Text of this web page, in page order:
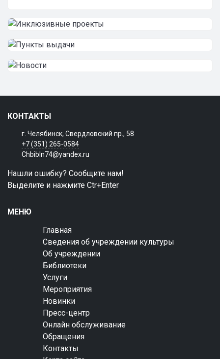
КОНТАКТЫ
г. Челябинск, Свердловский пр., 58
+7 (351) 265-0584
Chbibln74@yandex.ru
Нашли ошибку? Сообщите нам!
Выделите и нажмите Ctr+Enter
МЕНЮ
Главная
Сведения об учреждении культуры
Об учреждении
Библиотеки
Услуги
Мероприятия
Новинки
Пресс-центр
Онлайн обслуживание
Обращения
Контакты